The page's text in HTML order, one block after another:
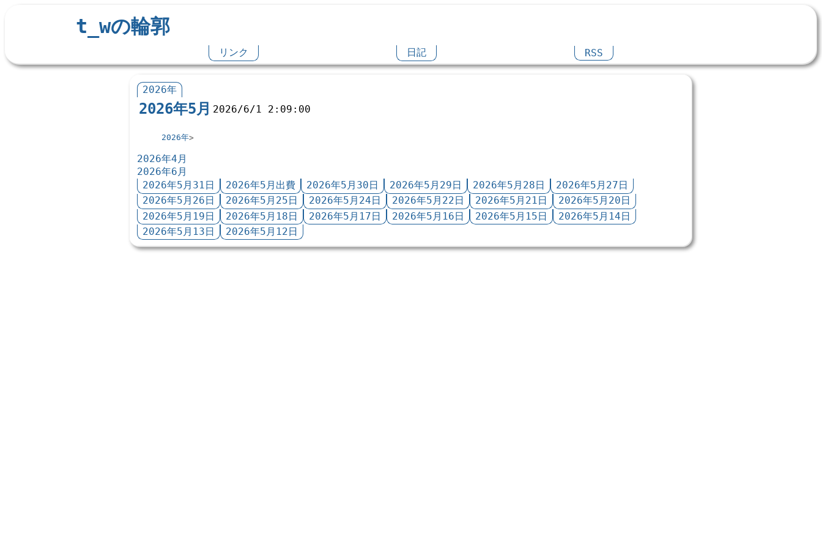
t_wの輪郭
リンク 日記 RSS
2026年
2026年5月 2026/6/1 2:09:00
2026年
2026年4月
2026年6月
2026年5月31日
2026年5月出費 2026年5月30日 2026年5月29日 2026年5月28日
2026年5月27日
2026年5月26日
2026年5月25日 2026年5月24日 2026年5月22日 2026年5月21日
2026年5月20日
2026年5月19日
2026年5月18日 2026年5月17日 2026年5月16日 2026年5月15日
2026年5月14日
2026年5月13日
2026年5月12日